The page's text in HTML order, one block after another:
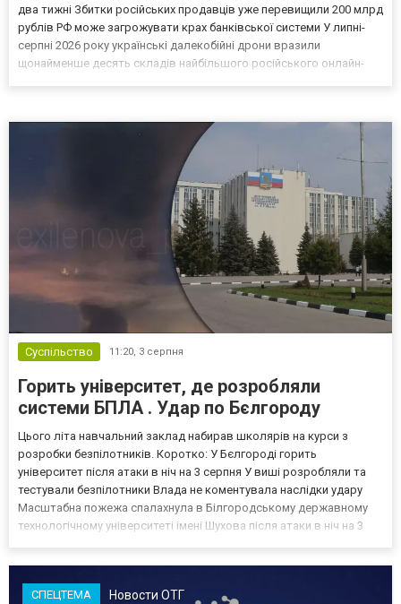
два тижні Збитки російських продавців уже перевищили 200 млрд
рублів РФ може загрожувати крах банківської системи У липні-
серпні 2026 року українські далекобійні дрони вразили
щонайменше десять складів найбільшого російського онлайн-
Суспільство 11:20, 3 серпня
Горить університет, де розробляли
системи БПЛА . Удар по Бєлгороду
Цього літа навчальний заклад набирав школярів на курси з
розробки безпілотників. Коротко: У Бєлгороді горить
університет після атаки в ніч на 3 серпня У виші розробляли та
тестували безпілотники Влада не коментувала наслідки удару
Масштабна пожежа спалахнула в Білгородському державному
технологічному університеті імені Шухова після атаки в ніч на 3
СПЕЦТЕМА Новости ОТГ